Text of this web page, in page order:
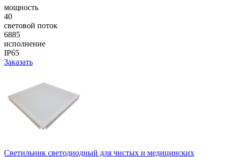
мощность
40
световой поток
6885
исполнение
IP65
Заказать
Светильник светодиодный для чистых и медицинских